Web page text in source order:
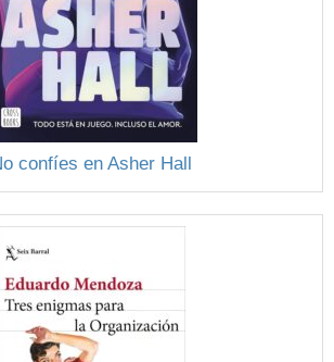
confíes en Asher Hall